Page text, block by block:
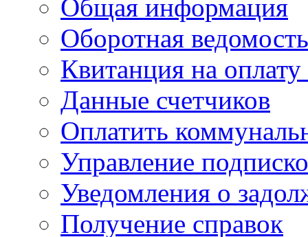
Общая информация
Оборотная ведомость
Квитанция на
Данные счетчиков
Оплатить
Управление
Уведомления о
Получение справок